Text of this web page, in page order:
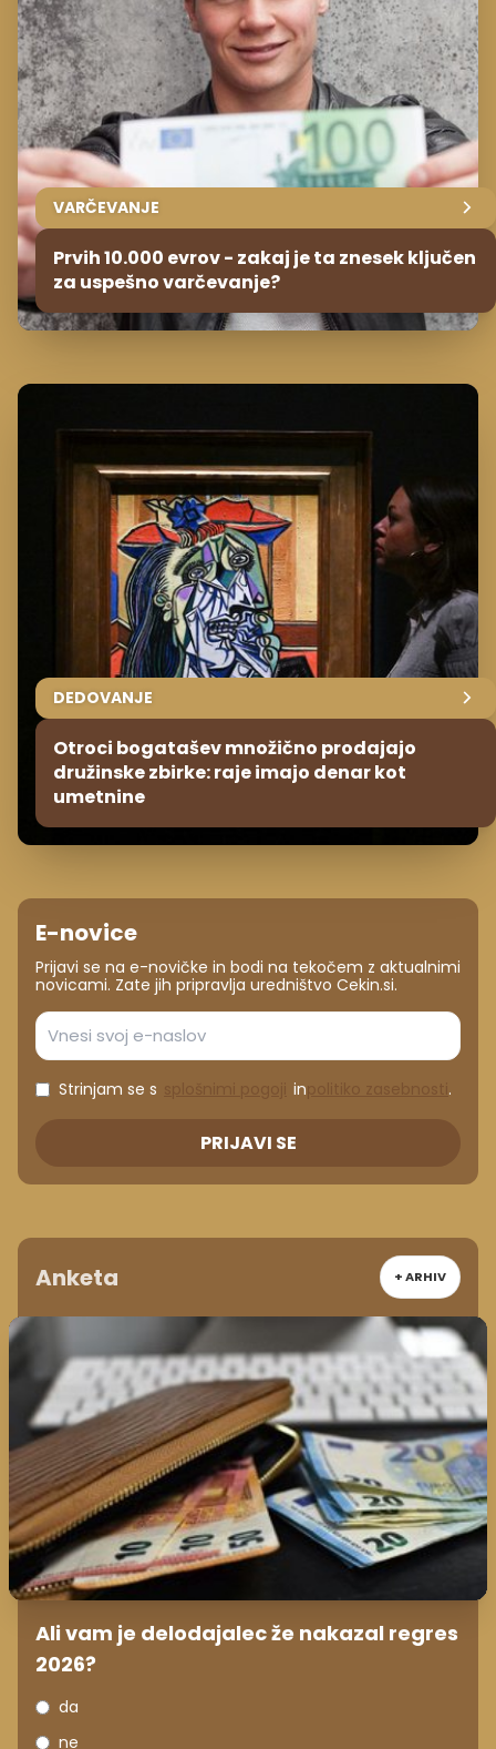
VARČEVANJE
Prvih 10.000 evrov - zakaj je ta znesek ključen
za uspešno varčevanje?
DEDOVANJE
Otroci bogatašev množično prodajajo
družinske zbirke: raje imajo denar kot
umetnine
E-novice
Prijavi se na e-novičke in bodi na tekočem z aktualnimi
novicami. Zate jih pripravlja uredništvo Cekin.si.
Strinjam se s in .
PRIJAVI SE
Anketa + ARHIV
Ali vam je delodajalec že nakazal regres
2026?
da
ne